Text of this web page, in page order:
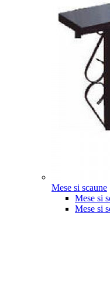
Mese si scaune
Mese si
Mese si